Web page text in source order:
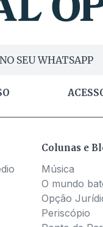
SEU WHATSAPP
Colunas e
Música
O mundo
Opção
Periscópio